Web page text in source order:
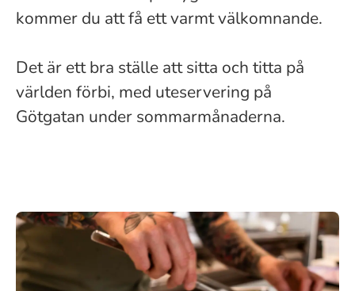
kommer du att få ett varmt välkomnande.
Det är ett bra ställe att sitta och titta på
världen förbi, med uteservering på
Götgatan under sommarmånaderna.